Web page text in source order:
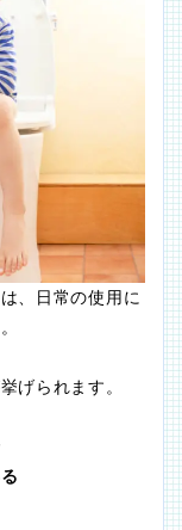
、日常の使用に
げられます。